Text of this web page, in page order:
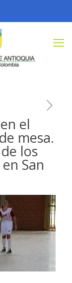
el
mesa.
los
San